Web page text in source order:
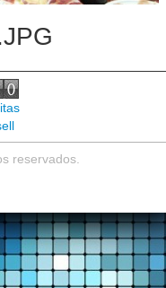
reservados.